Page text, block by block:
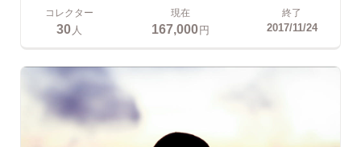
コレクター
30 人
現在
167,000円
終了
2017/11/24